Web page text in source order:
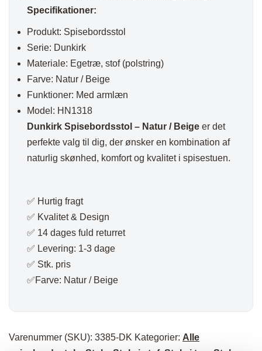
Specifikationer:
Produkt: Spisebordsstol
Serie: Dunkirk
Materiale: Egetræ, stof (polstring)
Farve: Natur / Beige
Funktioner: Med armlæn
Model: HN1318
Dunkirk Spisebordsstol – Natur / Beige er det
perfekte valg til dig, der ønsker en kombination af
naturlig skønhed, komfort og kvalitet i spisestuen.
✅ Hurtig fragt
✅ Kvalitet & Design
✅ 14 dages fuld returret
✅ Levering: 1-3 dage
✅ Stk. pris
✅Farve: Natur / Beige
Varenummer (SKU): 3385-DK Kategorier: Alle